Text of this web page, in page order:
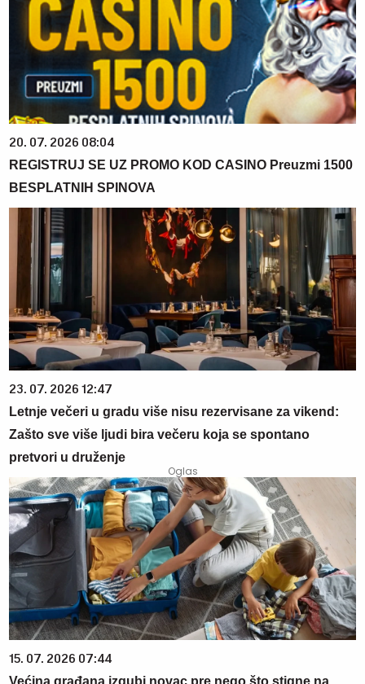
20. 07. 2026 08:04
REGISTRUJ SE UZ PROMO KOD CASINO Preuzmi 1500
BESPLATNIH SPINOVA
23. 07. 2026 12:47
Letnje večeri u gradu više nisu rezervisane za vikend:
Zašto sve više ljudi bira večeru koja se spontano
pretvori u druženje
15. 07. 2026 07:44
Većina građana izgubi novac pre nego što stigne na